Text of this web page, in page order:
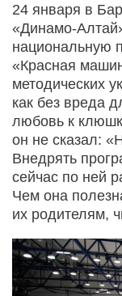
24 января в
«Динамо-
национальную
«Красная
методических
как без вреда
любовь к
он не сказал:
Внедрять
сейчас по ней
Чем она
их родителям,